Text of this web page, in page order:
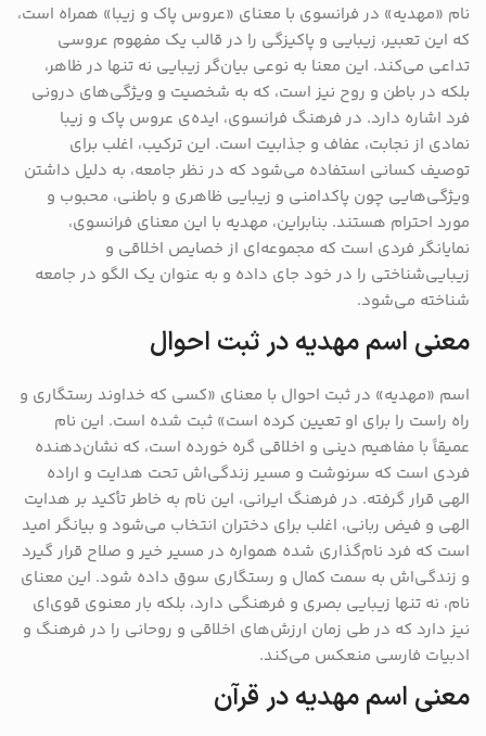
نام «مهدیه» در فرانسوی با معنای «عروس پاک و زیبا» همراه است،
که این تعبیر، زیبایی و پاکیزگی را در قالب یک مفهوم عروسی
تداعی می‌کند. این معنا به نوعی بیان‌گر زیبایی نه تنها در ظاهر،
بلکه در باطن و روح نیز است، که به شخصیت و ویژگی‌های درونی
فرد اشاره دارد. در فرهنگ فرانسوی، ایده‌ی عروس پاک و زیبا
نمادی از نجابت، عفاف و جذابیت است. این ترکیب، اغلب برای
توصیف کسانی استفاده می‌شود که در نظر جامعه، به دلیل داشتن
ویژگی‌هایی چون پاکدامنی و زیبایی ظاهری و باطنی، محبوب و
مورد احترام هستند. بنابراین، مهدیه با این معنای فرانسوی،
نمایانگر فردی است که مجموعه‌ای از خصایص اخلاقی و
زیبایی‌شناختی را در خود جای داده و به عنوان یک الگو در جامعه
شناخته می‌شود.
معنی اسم مهدیه در ثبت احوال
اسم «مهدیه» در ثبت احوال با معنای «کسی که خداوند رستگاری و
راه راست را برای او تعیین کرده است» ثبت شده است. این نام
عمیقاً با مفاهیم دینی و اخلاقی گره خورده است، که نشان‌دهنده
فردی است که سرنوشت و مسیر زندگی‌اش تحت هدایت و اراده
الهی قرار گرفته. در فرهنگ ایرانی، این نام به خاطر تأکید بر هدایت
الهی و فیض ربانی، اغلب برای دختران انتخاب می‌شود و بیانگر امید
است که فرد نام‌گذاری شده همواره در مسیر خیر و صلاح قرار گیرد
و زندگی‌اش به سمت کمال و رستگاری سوق داده شود. این معنای
نام، نه تنها زیبایی بصری و فرهنگی دارد، بلکه بار معنوی قوی‌ای
نیز دارد که در طی زمان ارزش‌های اخلاقی و روحانی را در فرهنگ و
ادبیات فارسی منعکس می‌کند.
معنی اسم مهدیه در قرآن